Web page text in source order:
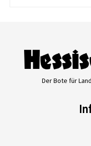
Der Bote für